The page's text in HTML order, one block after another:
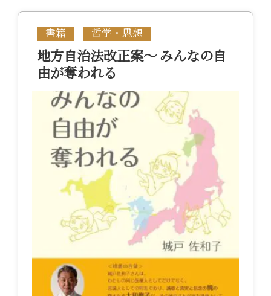
書籍 哲学・思想
地方自治法改正案～ みんなの自
由が奪われる